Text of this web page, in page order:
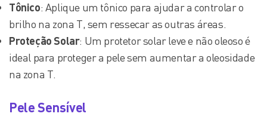
Tônico: Aplique um tônico para ajudar a controlar o
brilho na zona T, sem ressecar as outras áreas.
Proteção Solar: Um protetor solar leve e não oleoso é
ideal para proteger a pele sem aumentar a oleosidade
na zona T.
Pele Sensível